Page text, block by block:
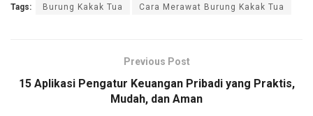
Tags: Burung Kakak Tua Cara Merawat Burung Kakak Tua
Previous Post
15 Aplikasi Pengatur Keuangan Pribadi yang Praktis,
Mudah, dan Aman